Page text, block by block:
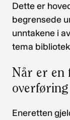
Dette er
begrensede
unntakene i
tema
Når er en
Eneretten